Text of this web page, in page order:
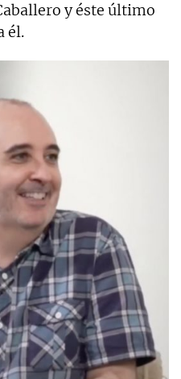
y éste último
él.